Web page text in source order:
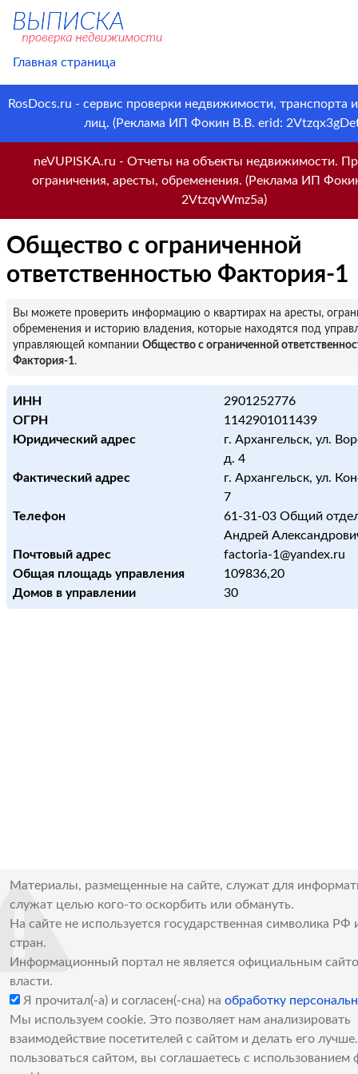
Главная страница
RosDocs.ru - сервис проверки недвижимости, транспорта
лиц. (Реклама ИП Фокин В.В. erid:
neVUPISKA.ru - Отчеты на объекты недвижимости.
ограничения, аресты, обременения. (Реклама ИП
2VtzqvWmz5a)
Общество с ограниченной
ответственностью Фактория-1
Вы можете проверить информацию о квартирах на аресты,
обременения и историю владения, которые находятся под
управляющей компании Общество с ограниченной
Фактория-1.
ИНН
2901252776
ОГРН
1142901011439
Юридический адрес
г. Архангельск, ул.
д. 4
Фактический адрес
г. Архангельск, ул.
7
Телефон
61-31-03 Общий
Андрей
Почтовый адрес
factoria-1@yandex.ru
Общая площадь управления
109836,20
Домов в управлении
30
Материалы, размещенные на сайте, служат для
служат целью кого-то оскорбить или обмануть.
На сайте не используется государственная символика РФ
стран.
Информационный портал не является официальным
власти.
Я прочитал(-а) и согласен(-сна) на обработку
Мы используем cookie. Это позволяет нам анализировать
взаимодействие посетителей с сайтом и делать его
пользоваться сайтом, вы соглашаетесь с использованием